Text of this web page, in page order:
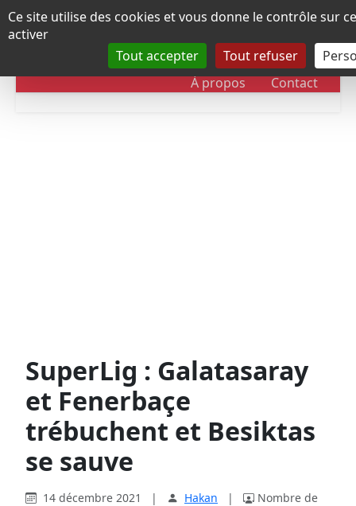
Panneau de gestion des cookies
Ce site utilise des cookies et vous donne le contrôle sur
activer
Tout accepter
Tout refuser
DOSSIERS CHRONOLOGIE
À propos Contact
SuperLig : Galatasaray
et Fenerbaçe
trébuchent et Besiktas
se sauve
14 décembre 2021 | Hakan |
Nombre de